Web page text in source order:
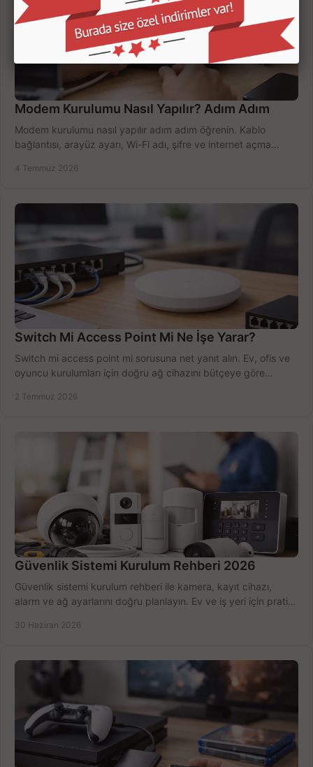
Modem Kurulumu Nasıl Yapılır? Adım Adım
Modem kurulumu nasıl yapılır adım adım öğrenin. Kablo
bağlantısı, arayüz ayarı, Wi-Fi adı, şifre ve internet açma
4 Temmuz 2026
Switch Mi Access Point Mi Ne İşe Yarar?
Switch mi access point mi sorusuna net yanıt alın. Ev, ofis ve
oyuncu kurulumları için doğru ağ cihazını bütçeye göre
2 Temmuz 2026
Güvenlik Sistemi Kurulum Rehberi 2026
Güvenlik sistemi kurulum rehberi ile kamera, kayıt cihazı,
alarm ve ağ ayarlarını doğru planlayın. Ev ve iş yeri için pratik
30 Haziran 2026